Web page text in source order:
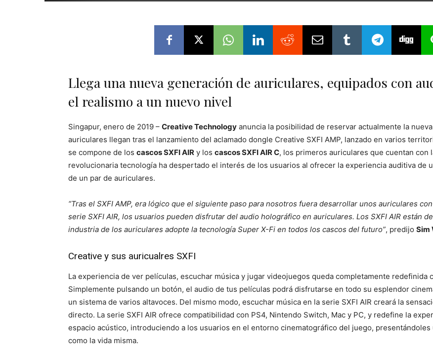
Llega una nueva generación de auriculares, equipados con
el realismo a un nuevo nivel
Singapur, enero de 2019 – Creative Technology anuncia la posibilidad de reservar actualmente la
auriculares llegan tras el lanzamiento del aclamado dongle Creative SXFI AMP, lanzado en varios
se compone de los cascos SXFI AIR y los cascos SXFI AIR C, los primeros auriculares que cuentan con
revolucionaria tecnología ha despertado el interés de los usuarios al ofrecer la experiencia auditiva de
de un par de auriculares.
“Tras el SXFI AMP, era lógico que el siguiente paso para nosotros fuera desarrollar unos auriculares
serie SXFI AIR, los usuarios pueden disfrutar del audio holográfico en auriculares. Los SXFI AIR están
industria de los auriculares adopte la tecnología Super X-Fi en todos los cascos del futuro”, predijo Sim
Creative y sus auricualres SXFI
La experiencia de ver películas, escuchar música y jugar videojuegos queda completamente redefinida
Simplemente pulsando un botón, el audio de tus películas podrá disfrutarse en todo su esplendor
un sistema de varios altavoces. Del mismo modo, escuchar música en la serie SXFI AIR creará la
directo. La serie SXFI AIR ofrece compatibilidad con PS4, Nintendo Switch, Mac y PC, y redefine la
espacio acústico, introduciendo a los usuarios en el entorno cinematográfico del juego,
como la vida misma.